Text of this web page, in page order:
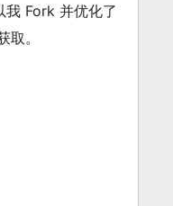
我 Fork 并优化了
取。